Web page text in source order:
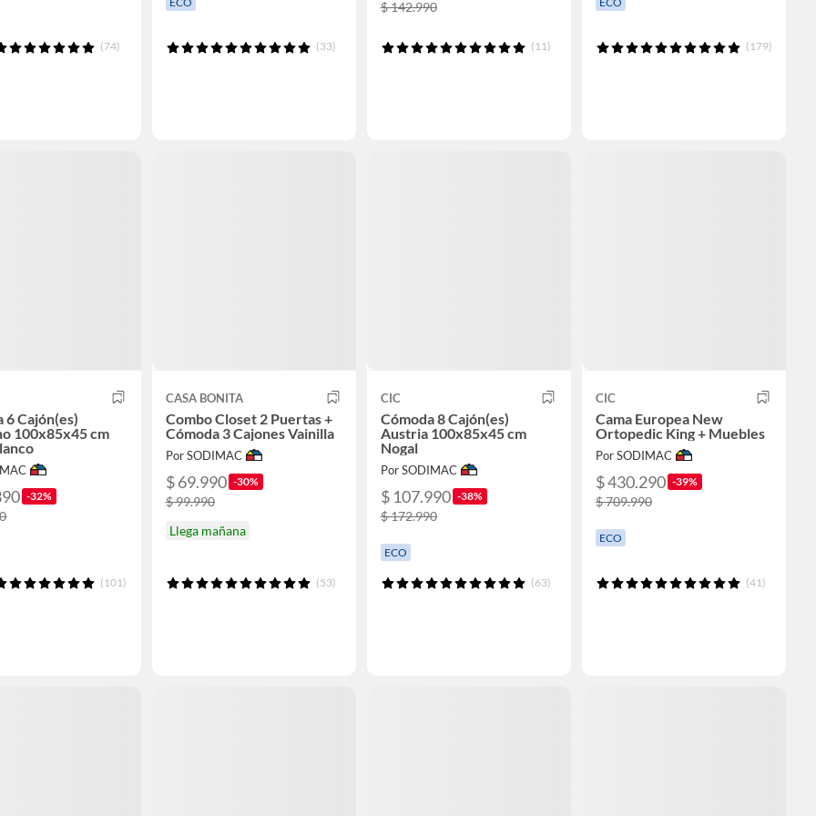
(74) (33)
$ 142.990
(11) (179)
6 Cajón(es)
100x85x45 cm
-32%
(101)
CASA BONITA
Combo Closet 2 Puertas +
Cómoda 3 Cajones Vainilla
Por SODIMAC
$ 69.990 -30%
$ 99.990
Llega mañana
(53)
CIC
Cómoda 8 Cajón(es)
Austria 100x85x45 cm
Nogal
Por SODIMAC
$ 107.990 -38%
$ 172.990
ECO
(63)
CIC
Cama Europea New
Ortopedic King + Muebles
Por SODIMAC
$ 430.290 -39%
$ 709.990
ECO
(41)